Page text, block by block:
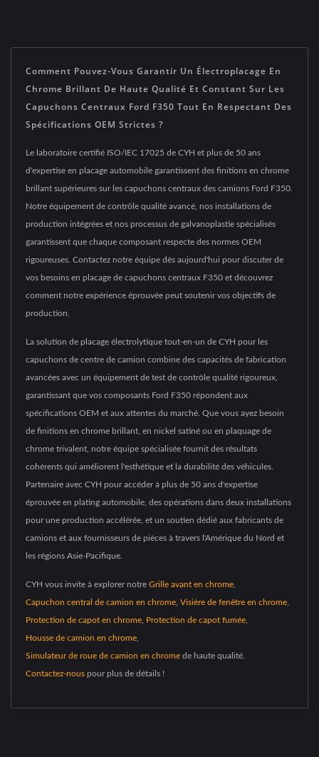
Comment Pouvez-Vous Garantir Un Électroplacage En
Chrome Brillant De Haute Qualité Et Constant Sur Les
Capuchons Centraux Ford F350 Tout En Respectant Des
Spécifications OEM Strictes ?
Le laboratoire certifié ISO/IEC 17025 de CYH et plus de 50 ans
d'expertise en placage automobile garantissent des finitions en chrome
brillant supérieures sur les capuchons centraux des camions Ford F350.
Notre équipement de contrôle qualité avancé, nos installations de
production intégrées et nos processus de galvanoplastie spécialisés
garantissent que chaque composant respecte des normes OEM
rigoureuses. Contactez notre équipe dès aujourd'hui pour discuter de
vos besoins en placage de capuchons centraux F350 et découvrez
comment notre expérience éprouvée peut soutenir vos objectifs de
production.
La solution de placage électrolytique tout-en-un de CYH pour les
capuchons de centre de camion combine des capacités de fabrication
avancées avec un équipement de test de contrôle qualité rigoureux,
garantissant que vos composants Ford F350 répondent aux
spécifications OEM et aux attentes du marché. Que vous ayez besoin
de finitions en chrome brillant, en nickel satiné ou en plaquage de
chrome trivalent, notre équipe spécialisée fournit des résultats
cohérents qui améliorent l'esthétique et la durabilité des véhicules.
Partenaire avec CYH pour accéder à plus de 50 ans d'expertise
éprouvée en plating automobile, des opérations dans deux installations
pour une production accélérée, et un soutien dédié aux fabricants de
camions et aux fournisseurs de pièces à travers l'Amérique du Nord et
les régions Asie-Pacifique.
CYH vous invite à explorer notre Grille avant en chrome
Capuchon central de camion en chrome Visière de fenêtre en chrome
Protection de capot en chrome Protection de capot fumée
Housse de camion en chrome
Simulateur de roue de camion en chrome de haute qualité.
Contactez-nous pour plus de détails !